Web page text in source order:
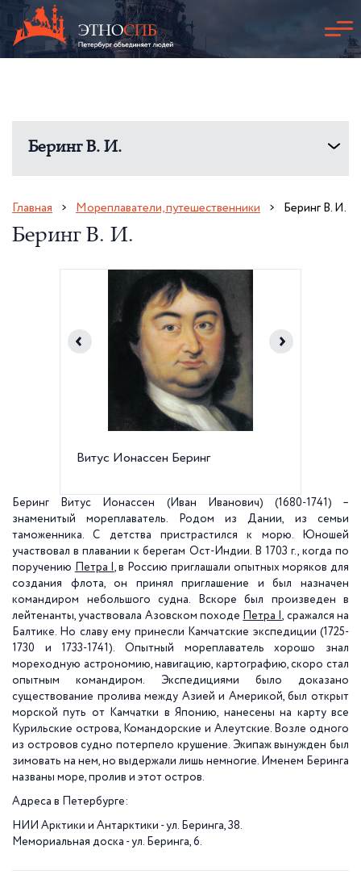
Беринг В. И.
Главная Мореплаватели, путешественники Беринг В. И.
Беринг В. И.
Витус Ионассен Беринг
Беринг Витус Ионассен (Иван Иванович) (1680-1741) –
знаменитый мореплаватель. Родом из Дании, из семьи
таможенника. С детства пристрастился к морю. Юношей
участвовал в плавании к берегам Ост-Индии. В 1703 г., когда по
поручению Петра I, в Россию приглашали опытных моряков для
создания флота, он принял приглашение и был назначен
командиром небольшого судна. Вскоре был произведен в
лейтенанты, участвовала Азовском походе Петра I, сражался на
Балтике. Но славу ему принесли Камчатские экспедиции (1725-
1730 и 1733-1741). Опытный мореплаватель хорошо знал
мореходную астрономию, навигацию, картографию, скоро стал
опытным командиром. Экспедициями было доказано
существование пролива между Азией и Америкой, был открыт
морской путь от Камчатки в Японию, нанесены на карту все
Курильские острова, Командорские и Алеутские. Возле одного
из островов судно потерпело крушение. Экипаж вынужден был
зимовать на нем, но выдержали лишь немногие. Именем Беринга
названы море, пролив и этот остров.
Адреса в Петербурге:
НИИ Арктики и Антарктики - ул. Беринга, 38.
Мемориальная доска - ул. Беринга, 6.